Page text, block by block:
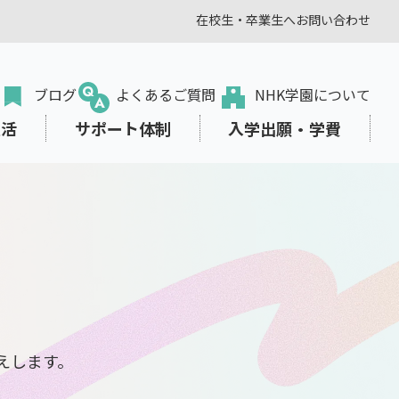
在校生・卒業生へお問い合わせ
ブログ よくあるご質問 NHK学園について
転入・編入学をお考えの方
教職員の方
オンラインプラス
学びみらいPASS
生き方を スタディサプリ
東京本校の部活動
サポート体制
学費サポート
入学出願・学費
出願から入学まで
ます。